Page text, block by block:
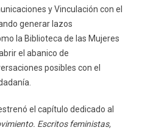
Funcionarios
Egresados
y Vinculación con el
generar lazos
la Biblioteca de las Mujeres
el abanico de
posibles con el
el capítulo dedicado al
Escritos feministas,